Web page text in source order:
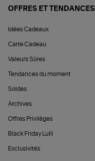
OFFRES ET TENDANCES
Idées Cadeaux
Carte Cadeau
Valeurs Sûres
Tendances du moment
Soldes
Archives
Offres Privilèges
Black Friday Lulli
Exclusivités